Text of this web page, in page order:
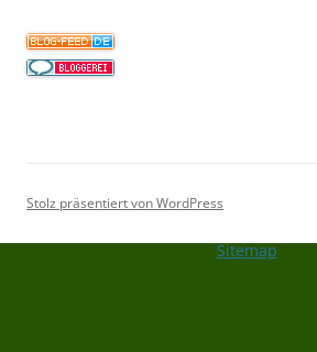
Stolz präsentiert von WordPress
Sitemap